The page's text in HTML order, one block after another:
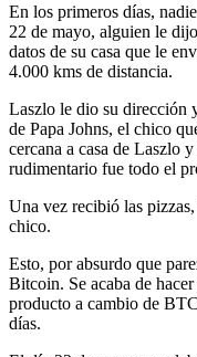
En los primeros días,
22 de mayo, alguien le
datos de su casa que le
4.000 kms de distancia.
Laszlo le dio su dirección
de Papa Johns, el chico
cercana a casa de Laszlo
rudimentario fue todo el
Una vez recibió las
chico.
Esto, por absurdo que
Bitcoin. Se acaba de
producto a cambio de
días.